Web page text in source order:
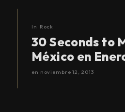
In Rock
30 Seconds to
México en
en noviembre 12, 2013